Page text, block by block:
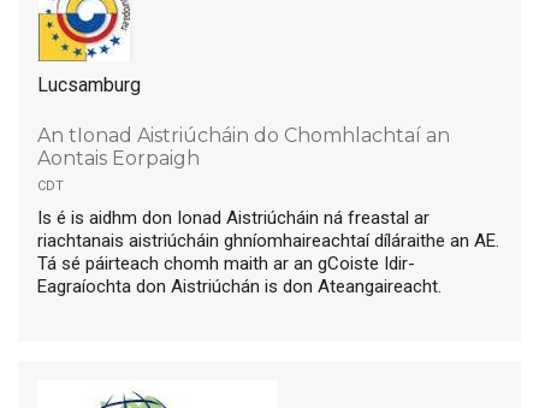
Lucsamburg
An tIonad Aistriúcháin do Chomhlachtaí an
Aontais Eorpaigh
cdt
Is é is aidhm don Ionad Aistriúcháin ná freastal ar
riachtanais aistriúcháin ghníomhaireachtaí díláraithe an AE.
Tá sé páirteach chomh maith ar an gCoiste Idir-
Eagraíochta don Aistriúchán is don Ateangaireacht.